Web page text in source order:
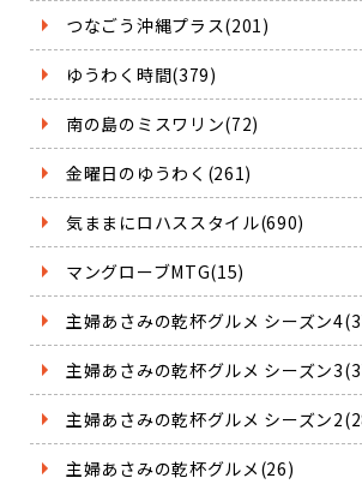
つなごう沖縄プラス(201)
ゆうわく時間(379)
南の島のミスワリン(72)
金曜日のゆうわく(261)
気ままにロハススタイル(690)
マングローブMTG(15)
主婦あさみの乾杯グルメ シーズン
主婦あさみの乾杯グルメ シーズン
主婦あさみの乾杯グルメ シーズン
主婦あさみの乾杯グルメ(26)